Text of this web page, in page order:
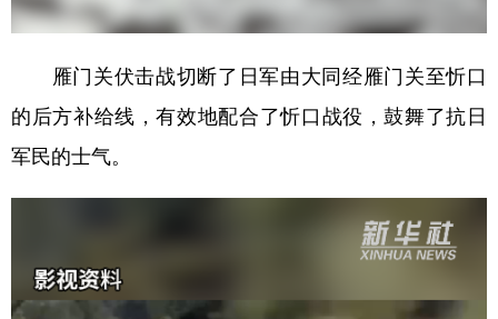
雁门关伏击战切断了日军由大同经雁门关至忻口
的后方补给线，有效地配合了忻口战役，鼓舞了抗日
军民的士气。